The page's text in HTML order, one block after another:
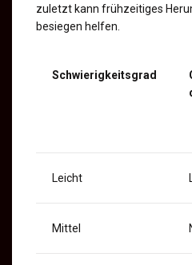
zuletzt kann frühzeitiges
besiegen helfen.
Schwierigkeitsgrad
Leicht
Mittel